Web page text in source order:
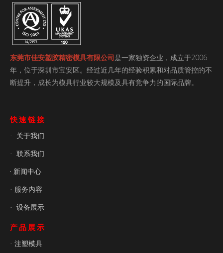
东莞市佳安塑胶精密模具有限公司是一家独资企业，成立于2006
年，位于深圳市宝安区。经过近几年的经验积累和对品质管控的不
断提升，成长为模具行业较大规模及具有竞争力的国际品牌。
快速链接
· 关于我们
· 联系我们
· 新闻中心
· 服务内容
· 设备展示
产品展示
· 注塑模具